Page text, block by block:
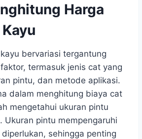
Harga
bervariasi tergantung
termasuk jenis cat yang
pintu, dan metode aplikasi.
dalam menghitung biaya cat
mengetahui ukuran pintu
Ukuran pintu mempengaruhi
sehingga penting